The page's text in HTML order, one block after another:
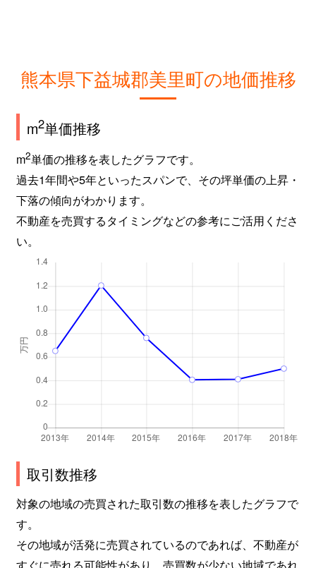
熊本県下益城郡美里町の地価推移
m2単価推移
m2単価の推移を表したグラフです。
過去1年間や5年といったスパンで、その坪単価の上昇・
下落の傾向がわかります。
不動産を売買するタイミングなどの参考にご活用くださ
い。
取引数推移
対象の地域の売買された取引数の推移を表したグラフで
す。
その地域が活発に売買されているのであれば、不動産が